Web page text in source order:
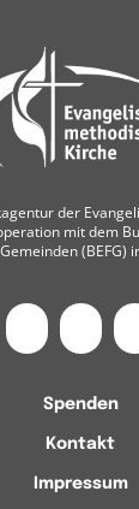
der
mit dem
(BEFG)
Spenden
Kontakt
Impressum